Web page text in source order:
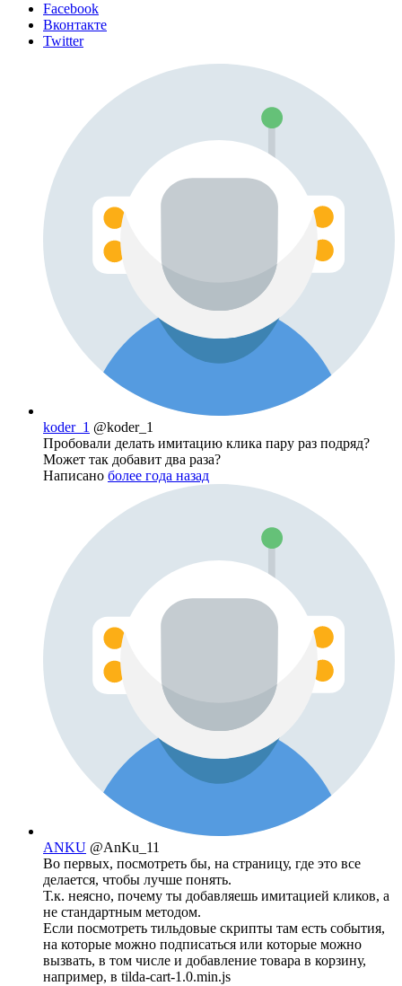
Facebook
Вконтакте
Twitter
koder_1 @koder_1
Пробовали делать имитацию клика пару раз подряд?
Может так добавит два раза?
Написано более года назад
ANKU @AnKu_11
Во первых, посмотреть бы, на страницу, где это все
делается, чтобы лучше понять.
Т.к. неясно, почему ты добавляешь имитацией кликов, а
не стандартным методом.
Если посмотреть тильдовые скрипты там есть события,
на которые можно подписаться или которые можно
вызвать, в том числе и добавление товара в корзину,
например, в tilda-cart-1.0.min.js